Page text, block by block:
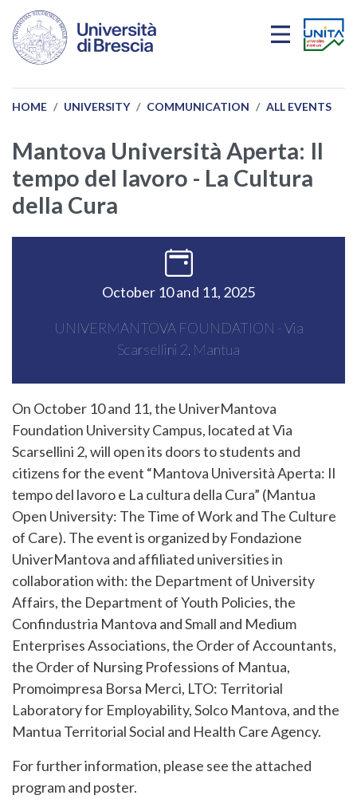
Skip to main content
HOME UNIVERSITY COMMUNICATION ALL EVENTS
Mantova Università Aperta: Il
tempo del lavoro - La Cultura
della Cura
October 10 and 11, 2025
UNIVERMANTOVA FOUNDATION - Via
Scarsellini 2, Mantua
On October 10 and 11, the UniverMantova
Foundation University Campus, located at Via
Scarsellini 2, will open its doors to students and
citizens for the event “Mantova Università Aperta: Il
tempo del lavoro e La cultura della Cura” (Mantua
Open University: The Time of Work and The Culture
of Care). The event is organized by Fondazione
UniverMantova and affiliated universities in
collaboration with: the Department of University
Affairs, the Department of Youth Policies, the
Confindustria Mantova and Small and Medium
Enterprises Associations, the Order of Accountants,
the Order of Nursing Professions of Mantua,
Promoimpresa Borsa Merci, LTO: Territorial
Laboratory for Employability, Solco Mantova, and the
Mantua Territorial Social and Health Care Agency.
For further information, please see the attached
program and poster.